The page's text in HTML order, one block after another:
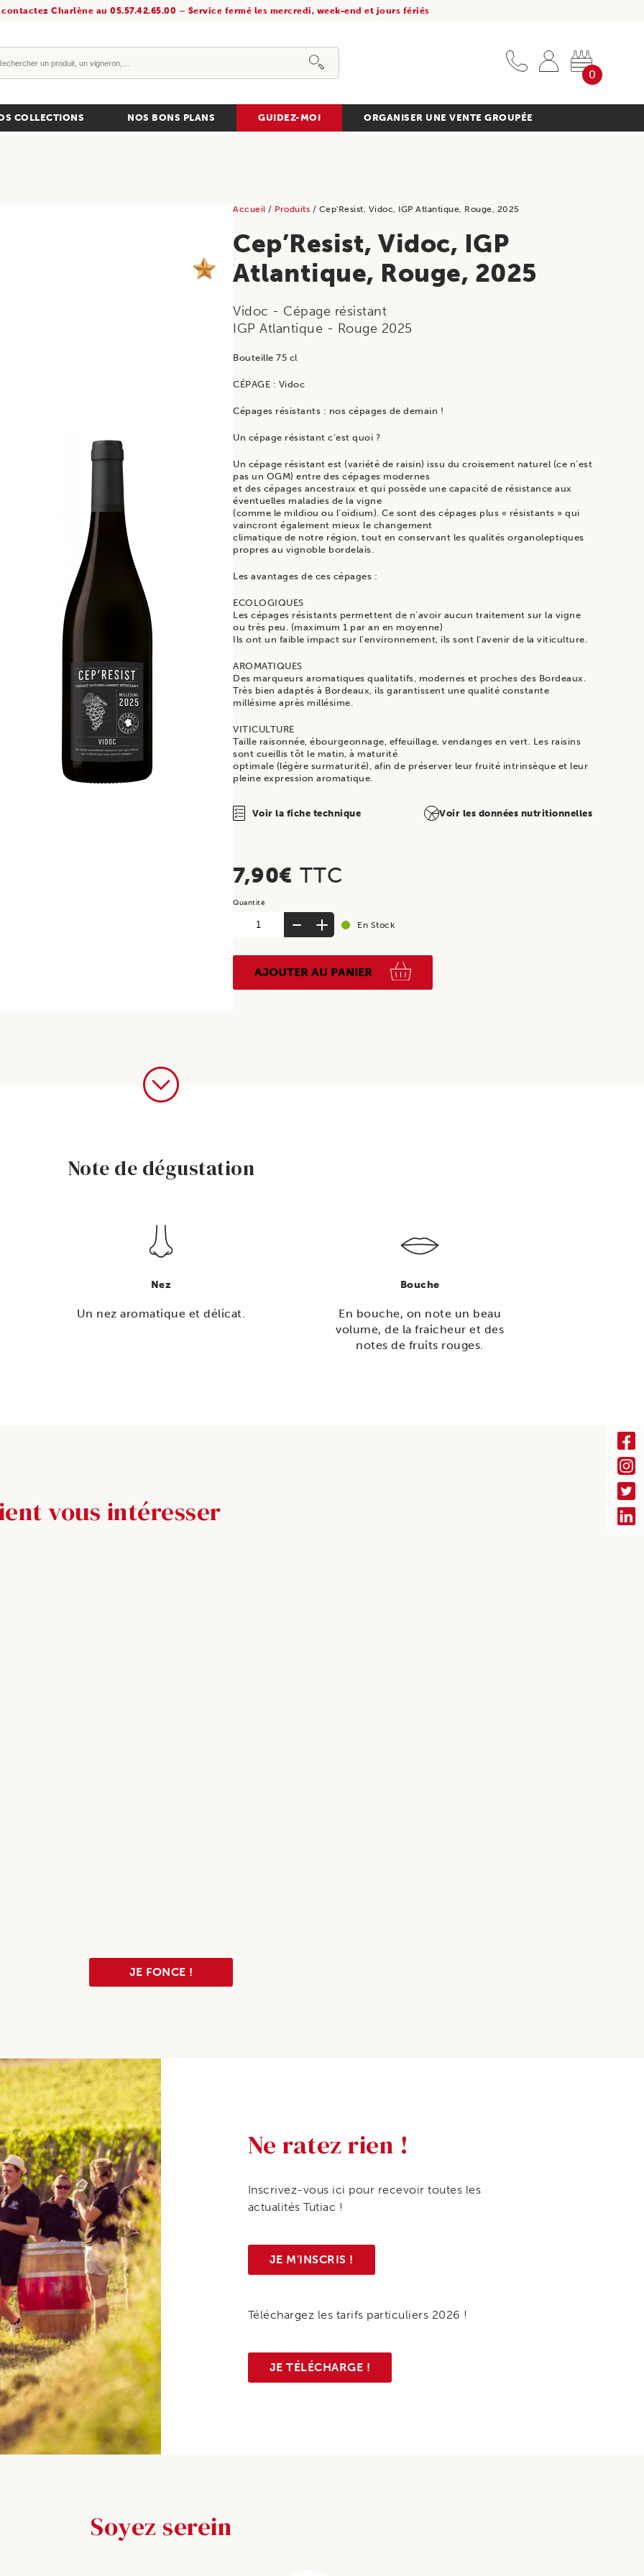
Charlène au 05.57.42.65.00 – Service fermé les mercredi, week-end et jours fériés
0
COLLECTIONS NOS BONS PLANS GUIDEZ-MOI ORGANISER UNE VENTE GROUPÉE
NOUVEAUTÉ
Accueil / Produits / Cep'Resist, Vidoc, IGP Atlantique, Rouge, 2025
Cep’Resist, Vidoc, IGP
Atlantique, Rouge, 2025
Vidoc - Cépage résistant
IGP Atlantique - Rouge 2025
Bouteille 75 cl
CÉPAGE : Vidoc
Cépages résistants : nos cépages de demain !
Un cépage résistant c’est quoi ?
Un cépage résistant est (variété de raisin) issu du croisement naturel (ce n’est
pas un OGM) entre des cépages modernes
et des cépages ancestraux et qui possède une capacité de résistance aux
éventuelles maladies de la vigne
(comme le mildiou ou l’oïdium). Ce sont des cépages plus « résistants » qui
vaincront également mieux le changement
climatique de notre région, tout en conservant les qualités organoleptiques
propres au vignoble bordelais.
Les avantages de ces cépages :
ECOLOGIQUES
Les cépages résistants permettent de n’avoir aucun traitement sur la vigne
ou très peu. (maximum 1 par an en moyenne)
Ils ont un faible impact sur l’environnement, ils sont l’avenir de la viticulture.
AROMATIQUES
Des marqueurs aromatiques qualitatifs, modernes et proches des Bordeaux.
Très bien adaptés à Bordeaux, ils garantissent une qualité constante
millésime après millésime.
VITICULTURE
Taille raisonnée, ébourgeonnage, effeuillage, vendanges en vert. Les raisins
sont cueillis tôt le matin, à maturité
optimale (légère surmaturité), afin de préserver leur fruité intrinsèque et leur
pleine expression aromatique.
Voir la fiche technique Voir les données nutritionnelles
7,90€ TTC
quantité
Vidoc,
En Stock
AJOUTER AU PANIER
Note de dégustation
Nez
Un nez aromatique et délicat.
Bouche
En bouche, on note un beau
volume, de la fraicheur et des
notes de fruits rouges.
vous intéresser
JE FONCE !
Ne ratez rien !
Inscrivez-vous ici pour recevoir toutes les
actualités Tutiac !
JE M'INSCRIS !
Téléchargez les tarifs particuliers 2026 !
JE TÉLÉCHARGE !
Soyez serein